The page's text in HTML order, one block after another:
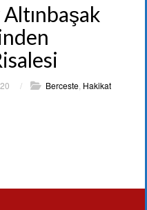
/ Berceste Hakikat